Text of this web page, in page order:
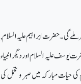
ملے گی۔ حضرت ابراہیم علیہ السلام,
علیہ السلام اور دیگر انبیاء
حیات مبارکہ میں صبر و تحمل کی